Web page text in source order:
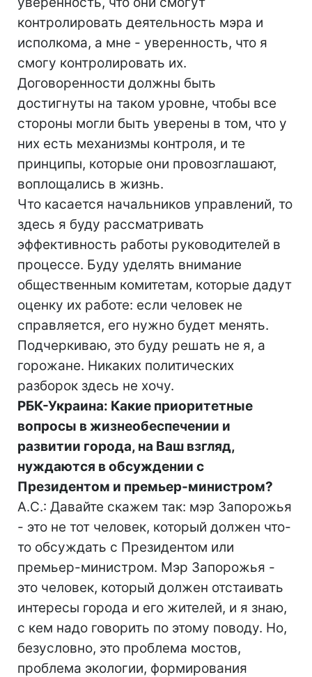
контролировать деятельность мэра и
исполкома, а мне - уверенность, что я
смогу контролировать их.
Договоренности должны быть
достигнуты на таком уровне, чтобы все
стороны могли быть уверены в том, что у
них есть механизмы контроля, и те
принципы, которые они провозглашают,
воплощались в жизнь.
Что касается начальников управлений, то
здесь я буду рассматривать
эффективность работы руководителей в
процессе. Буду уделять внимание
общественным комитетам, которые дадут
оценку их работе: если человек не
справляется, его нужно будет менять.
Подчеркиваю, это буду решать не я, а
горожане. Никаких политических
разборок здесь не хочу.
РБК-Украина: Какие приоритетные
вопросы в жизнеобеспечении и
развитии города, на Ваш взгляд,
нуждаются в обсуждении с
Президентом и премьер-министром?
А.С.: Давайте скажем так: мэр Запорожья
- это не тот человек, который должен что-
то обсуждать с Президентом или
премьер-министром. Мэр Запорожья -
это человек, который должен отстаивать
интересы города и его жителей, и я знаю,
с кем надо говорить по этому поводу. Но,
безусловно, это проблема мостов,
проблема экологии, формирования